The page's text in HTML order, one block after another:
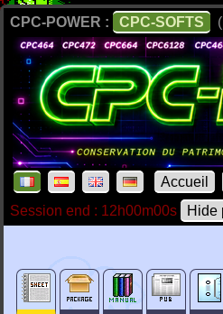
CPC-POWER : CPC-SOFTS
Accueil
Session end : 12h00m00s
Hide